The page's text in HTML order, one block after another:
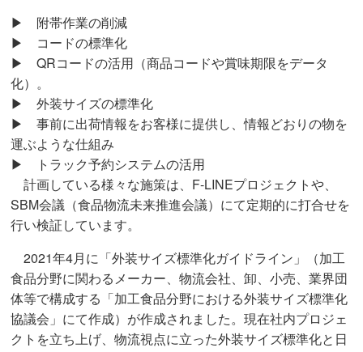
▶ 附帯作業の削減
▶ コードの標準化
▶ QRコードの活用（商品コードや賞味期限をデータ
化）。
▶ 外装サイズの標準化
▶ 事前に出荷情報をお客様に提供し、情報どおりの物を
運ぶような仕組み
▶ トラック予約システムの活用
計画している様々な施策は、F-LINEプロジェクトや、
SBM会議（食品物流未来推進会議）にて定期的に打合せを
行い検証しています。
2021年4月に「外装サイズ標準化ガイドライン」（加工
食品分野に関わるメーカー、物流会社、卸、小売、業界団
体等で構成する「加工食品分野における外装サイズ標準化
協議会」にて作成）が作成されました。現在社内プロジェ
クトを立ち上げ、物流視点に立った外装サイズ標準化と日